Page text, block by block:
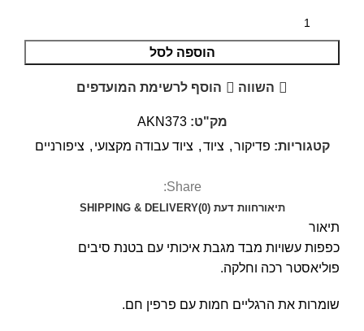
הוספה לסל
השווה הוסף לרשימת המועדפים
מק"ט:AKN373
קטגוריות: פדיקור, ציוד, ציוד עבודה מקצועי , ציפורניים
Share:
תיאורחוות דעת (0) SHIPPING & DELIVERY
תיאור
כפפות עשויות מבד מגבת איכותי עם בטנת סיבים
פוליאסטר רכה וחלקה.
שומרות את הרגליים חמות עם פרפין חם.